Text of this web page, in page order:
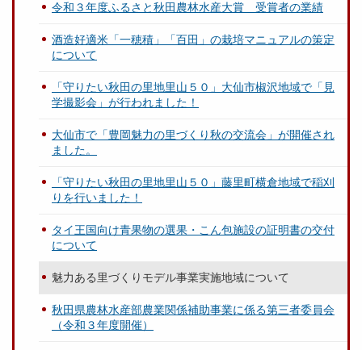
令和３年度ふるさと秋田農林水産大賞 受賞者の業績
酒造好適米「一穂積」「百田」の栽培マニュアルの策定
について
「守りたい秋田の里地里山５０」大仙市椒沢地域で「見
学撮影会」が行われました！
大仙市で「豊岡魅力の里づくり秋の交流会」が開催され
ました。
「守りたい秋田の里地里山５０」藤里町横倉地域で稲刈
りを行いました！
タイ王国向け青果物の選果・こん包施設の証明書の交付
について
魅力ある里づくりモデル事業実施地域について
秋田県農林水産部農業関係補助事業に係る第三者委員会
（令和３年度開催）